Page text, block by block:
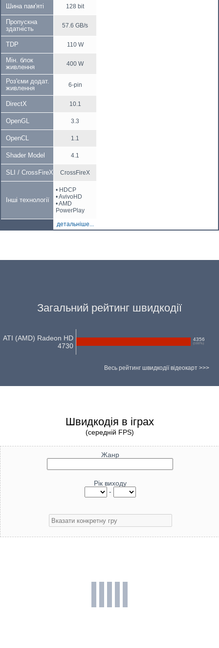
Шина пам'яті 128 bit
Пропускна
здатність
57.6 GB/s
TDP 110 W
Мін. блок
живлення
400 W
Роз'єми додат.
живлення
6-pin
DirectX 10.1
OpenGL 3.3
OpenCL 1.1
Shader Model 4.1
SLI / CrossFireX CrossFireX
Інші технології
• HDCP
• AvivoHD
• AMD
PowerPlay
детальніше...
Загальний рейтинг швидкодії
ATI (AMD) Radeon HD
4730
4356
(100 %)
Весь рейтинг швидкодії відеокарт >>>
Швидкодія в іграх
(середній FPS)
Жанр
Рік виходу
-